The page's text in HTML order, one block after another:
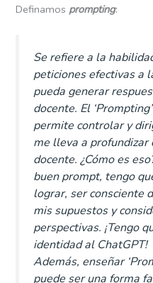
Definamos prompting:
Se refiere a la
peticiones efectivas a
pueda generar
docente. El
permite controlar y
me lleva a profundizar
docente. ¿Cómo es
buen prompt, tengo
lograr, ser consciente
mis supuestos y
perspectivas. ¡Tengo
identidad al ChatGPT!
Además, enseñar
puede ser una forma